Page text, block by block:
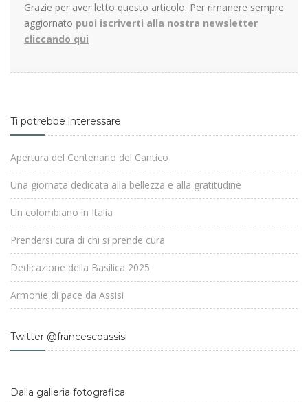
Grazie per aver letto questo articolo. Per rimanere sempre
aggiornato puoi iscriverti alla nostra newsletter
cliccando qui
Ti potrebbe interessare
Apertura del Centenario del Cantico
Una giornata dedicata alla bellezza e alla gratitudine
Un colombiano in Italia
Prendersi cura di chi si prende cura
Dedicazione della Basilica 2025
Armonie di pace da Assisi
Twitter @francescoassisi
Dalla galleria fotografica